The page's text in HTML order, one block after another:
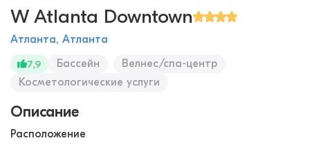
W Atlanta Downtown
Атланта, Атланта
7,9
Бассейн
Велнес/спа-центр
Косметологические услуги
Описание
Расположение